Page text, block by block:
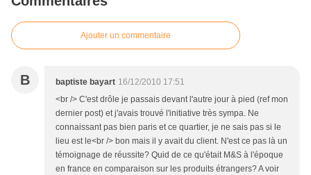
Ajouter un commentaire
B baptiste bayart 16/12/2010 17:51
<br /> C'est drôle je passais devant l'autre jour à pied (ref mon
dernier post) et j'avais trouvé l'initiative très sympa. Ne
connaissant pas bien paris et ce quartier, je ne sais pas si le
lieu est le<br /> bon mais il y avait du client. N'est ce pas là un
témoignage de réussite? Quid de ce qu'était M&S à l'époque
en france en comparaison sur les produits étrangers? A voir